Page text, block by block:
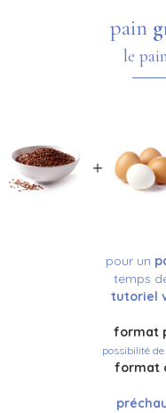
pain
le
pour un
temps
tutoriel
format
possibilité de
format